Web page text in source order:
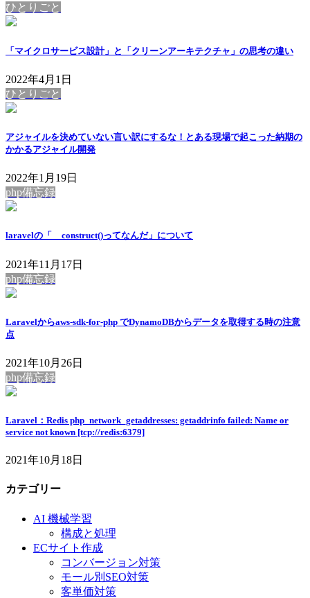
ひとりごと
「マイクロサービス設計」と「クリーンアーキテクチャ」の思考の違い
2022年4月1日
ひとりごと
アジャイルを決めていない言い訳にするな！とある現場で起こった納期の
かかるアジャイル開発
2022年1月19日
php備忘録
laravelの「__construct()ってなんだ」について
2021年11月17日
php備忘録
Laravelからaws-sdk-for-php でDynamoDBからデータを取得する時の注意
点
2021年10月26日
php備忘録
Laravel：Redis php_network_getaddresses: getaddrinfo failed: Name or
service not known [tcp://redis:6379]
2021年10月18日
カテゴリー
AI 機械学習
構成と処理
ECサイト作成
コンバージョン対策
モール別SEO対策
客単価対策